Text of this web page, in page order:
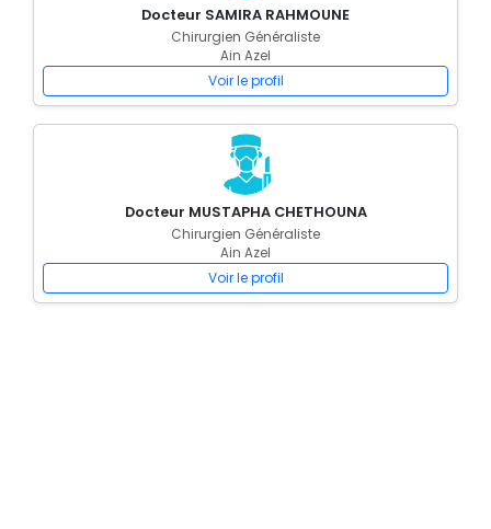
Docteur SAMIRA RAHMOUNE
Chirurgien Généraliste
Ain Azel
Voir le profil
Docteur MUSTAPHA CHETHOUNA
Chirurgien Généraliste
Ain Azel
Voir le profil